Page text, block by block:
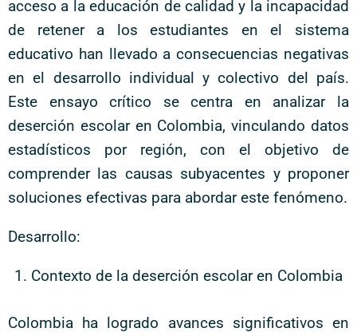
acceso a la educación de calidad y la incapacidad
de retener a los estudiantes en el sistema
educativo han llevado a consecuencias negativas
en el desarrollo individual y colectivo del país.
Este ensayo crítico se centra en analizar la
deserción escolar en Colombia, vinculando datos
estadísticos por región, con el objetivo de
comprender las causas subyacentes y proponer
soluciones efectivas para abordar este fenómeno.
Desarrollo:
Contexto de la deserción escolar en Colombia
Colombia ha logrado avances significativos en